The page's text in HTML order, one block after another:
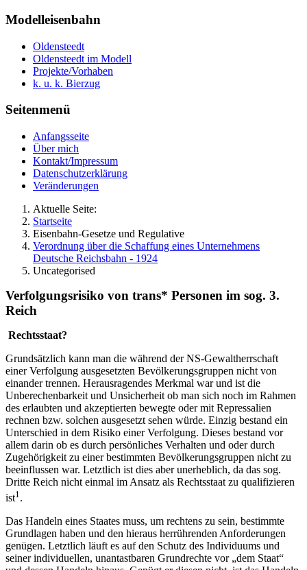
Modelleisenbahn
Oldensteedt
Oldensteedt im Modell
Projekte/Vorhaben
k. u. k. Bierzug
Seitenmenü
Anfangsseite
Über mich
Kontakt/Impressum
Datenschutzerklärung
Veränderungen
Aktuelle Seite:
Startseite
Eisenbahn-Gesetze und Regulative
Verordnung über die Schaffung eines Unternehmens
Deutsche Reichsbahn - 1924
Uncategorised
Verfolgungsrisiko von trans* Personen im sog. 3.
Reich
Rechtsstaat?
Grundsätzlich kann man die während der NS-Gewaltherrschaft
einer Verfolgung ausgesetzten Bevölkerungsgruppen nicht von
einander trennen. Herausragendes Merkmal war und ist die
Unberechenbarkeit und Unsicherheit ob man sich noch im Rahmen
des erlaubten und akzeptierten bewegte oder mit Repressalien
rechnen bzw. solchen ausgesetzt sehen würde. Einzig bestand ein
Unterschied in dem Risiko einer Verfolgung. Dieses bestand vor
allem darin ob es durch persönliches Verhalten und oder durch
Zugehörigkeit zu einer bestimmten Bevölkerungsgruppen nicht zu
beeinflussen war. Letztlich ist dies aber unerheblich, da das sog.
Dritte Reich nicht einmal im Ansatz als Rechtsstaat zu qualifizieren
ist1 .
Das Handeln eines Staates muss, um rechtens zu sein, bestimmte
Grundlagen haben und den hieraus herrührenden Anforderungen
genügen. Letztlich läuft es auf den Schutz des Individuums und
seiner individuellen, unantastbaren Grundrechte vor „dem Staat“